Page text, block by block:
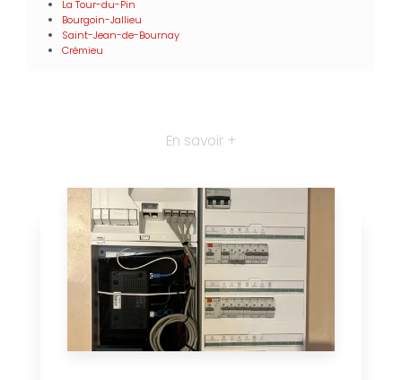
La Tour-du-Pin
Bourgoin-Jallieu
Saint-Jean-de-Bournay
Crémieu
En savoir +